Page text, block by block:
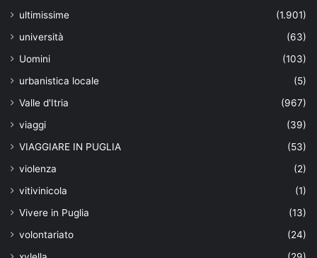
ultimissime
(1.901)
università
(63)
Uomini
(103)
urbanistica locale
(5)
Valle d'Itria
(967)
viaggi
(39)
VIAGGIARE IN PUGLIA
(53)
violenza
(2)
vitivinicola
(1)
Vivere in Puglia
(13)
volontariato
(24)